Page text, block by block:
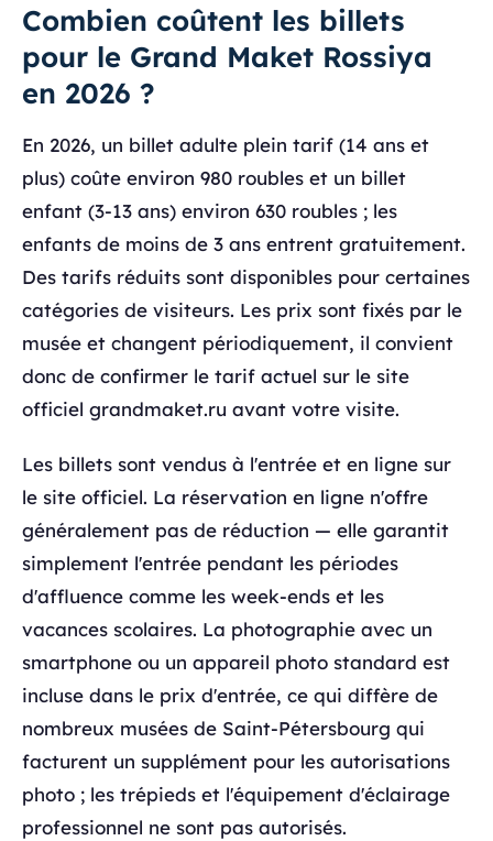
Combien coûtent les billets
pour le Grand Maket Rossiya
en 2026 ?
En 2026, un billet adulte plein tarif (14 ans et
plus) coûte environ 980 roubles et un billet
enfant (3-13 ans) environ 630 roubles ; les
enfants de moins de 3 ans entrent gratuitement.
Des tarifs réduits sont disponibles pour certaines
catégories de visiteurs. Les prix sont fixés par le
musée et changent périodiquement, il convient
donc de confirmer le tarif actuel sur le site
officiel grandmaket.ru avant votre visite.
Les billets sont vendus à l'entrée et en ligne sur
le site officiel. La réservation en ligne n'offre
généralement pas de réduction — elle garantit
simplement l'entrée pendant les périodes
d'affluence comme les week-ends et les
vacances scolaires. La photographie avec un
smartphone ou un appareil photo standard est
incluse dans le prix d'entrée, ce qui diffère de
nombreux musées de Saint-Pétersbourg qui
facturent un supplément pour les autorisations
photo ; les trépieds et l'équipement d'éclairage
professionnel ne sont pas autorisés.